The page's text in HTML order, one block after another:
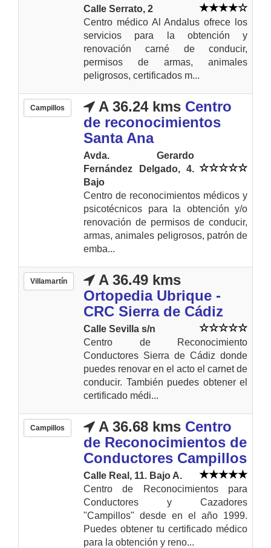
Calle Serrato, 2
Centro médico Al Andalus ofrece los
servicios para la obtención y
renovación carné de conducir,
permisos de armas, animales
peligrosos, certificados m...
Campillos A 36.24 kms Centro
de reconocimientos
Santa Ana
Avda. Gerardo
Fernández Delgado, 4.
Bajo
Centro de reconocimientos médicos y
psicotécnicos para la obtención y/o
renovación de permisos de conducir,
armas, animales peligrosos, patrón de
emba...
Villamartín
A 36.49 kms
Ortopedia Ubrique -
CRC Sierra de Cádiz
Calle Sevilla s/n
Centro de Reconocimiento
Conductores Sierra de Cádiz donde
puedes renovar en el acto el carnet de
conducir. También puedes obtener el
certificado médi...
Campillos A 36.68 kms Centro
de Reconocimientos de
Conductores Campillos
Calle Real, 11. Bajo A.
Centro de Reconocimientos para
Conductores y Cazadores
"Campillos" desde en el año 1999.
Puedes obtener tu certificado médico
para la obtención y reno...